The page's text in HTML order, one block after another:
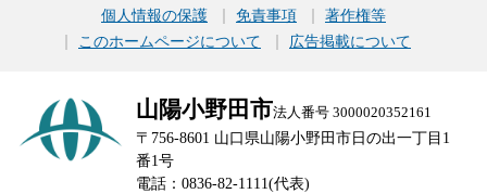
個人情報の保護 免責事項
著作権等
このホームページについて
広告掲載について
山陽小野田市法人番号 3000020352161
〒756-8601 山口県山陽小野田市日の出一丁目1
番1号
電話：0836-82-1111(代表)